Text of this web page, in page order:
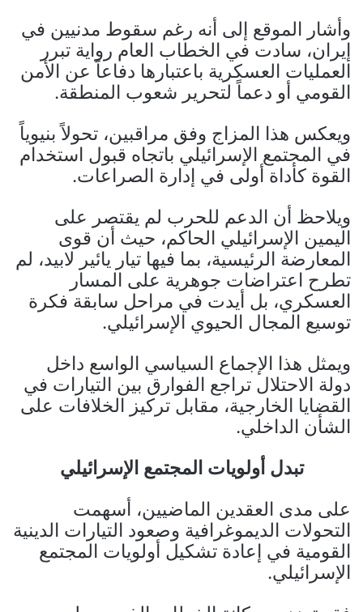
وأشار الموقع إلى أنه رغم سقوط مدنيين في
إيران، سادت في الخطاب العام رواية تبرر
العمليات العسكرية باعتبارها دفاعاً عن الأمن
القومي أو دعماً لتحرير شعوب المنطقة.
ويعكس هذا المزاج وفق مراقبين، تحولاً بنيوياً
في المجتمع الإسرائيلي باتجاه قبول استخدام
القوة كأداة أولى في إدارة الصراعات.
ويلاحظ أن الدعم للحرب لم يقتصر على
اليمين الإسرائيلي الحاكم، حيث أن قوى
المعارضة الرئيسية، بما فيها تيار يائير لابيد، لم
تطرح اعتراضات جوهرية على المسار
العسكري، بل أيدت في مراحل سابقة فكرة
توسيع المجال الحيوي الإسرائيلي.
ويمثل هذا الإجماع السياسي الواسع داخل
دولة الاحتلال تراجع الفوارق بين التيارات في
القضايا الخارجية، مقابل تركيز الخلافات على
الشأن الداخلي.
تبدل أولويات المجتمع الإسرائيلي
على مدى العقدين الماضيين، أسهمت
التحولات الديموغرافية وصعود التيارات الدينية
القومية في إعادة تشكيل أولويات المجتمع
الإسرائيلي.